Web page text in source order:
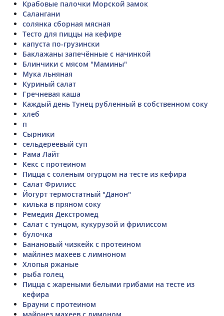
Крабовые палочки Морской замок
Cалангани
солянка сборная мясная
Тесто для пиццы на кефире
капуста по-грузински
Баклажаны запечённые с начинкой
Блинчики с мясом "Мамины"
Мука льняная
Куриный салат
Гречневая каша
Каждый день Тунец рубленный в собственном соку
хлеб
п
Сырники
сельдереевый суп
Рама Лайт
Кекс с протеином
Пицца с соленым огурцом на тесте из кефира
Салат Фрилисс
Йогурт термостатный "Данон"
килька в пряном соку
Ремедия Декстромед
Салат с тунцом, кукурузой и фрилиссом
булочка
Банановый чизкейк с протеином
майлнез махеев с лимноном
Хлопья ржаные
рыба голец
Пицца с жареными белыми грибами на тесте из
кефира
Брауни с протеином